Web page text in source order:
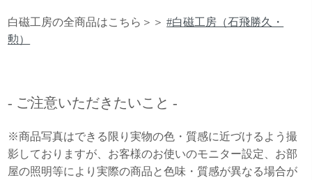
白磁工房の全商品はこちら＞＞#白磁工房（石飛勝久・
勲）
- ご注意いただきたいこと -
※商品写真はできる限り実物の色・質感に近づけるよう撮
影しておりますが、お客様のお使いのモニター設定、お部
屋の照明等により実際の商品と色味・質感が異なる場合が